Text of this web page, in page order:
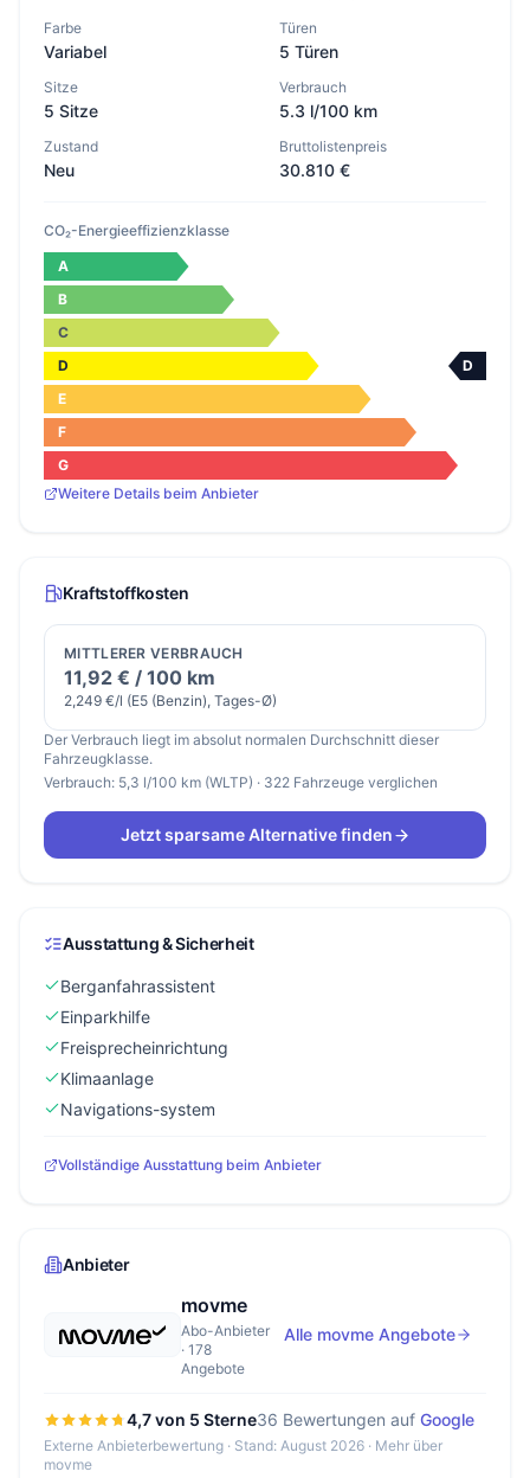
Farbe
Variabel
Türen
5 Türen
Sitze
5 Sitze
Verbrauch
5.3 l/100 km
Zustand
Neu
Bruttolistenpreis
30.810 €
CO₂-Energieeffizienzklasse
A
B
C
D
D
E
F
G
Weitere Details beim Anbieter
Kraftstoffkosten
MITTLERER VERBRAUCH
11,92 € / 100 km
2,249 €/l (E5 (Benzin), Tages-Ø)
Der Verbrauch liegt im absolut normalen Durchschnitt dieser
Fahrzeugklasse.
Verbrauch: 5,3 l/100 km (WLTP) · 322 Fahrzeuge verglichen
Jetzt sparsame Alternative finden
Ausstattung & Sicherheit
Berganfahrassistent
Einparkhilfe
Freisprecheinrichtung
Klimaanlage
Navigations-system
Vollständige Ausstattung beim Anbieter
Anbieter
movme
Abo-Anbieter
· 178
Angebote
Alle movme Angebote
4,7 von 5 Sterne36 Bewertungen auf Google
Externe Anbieterbewertung · Stand: August 2026 · Mehr über
movme